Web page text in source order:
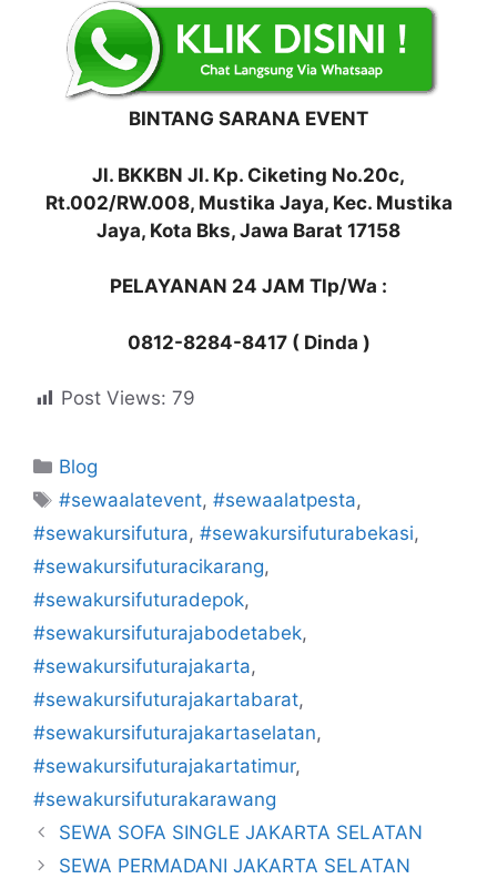
BINTANG SARANA EVENT
Jl. BKKBN Jl. Kp. Ciketing No.20c,
Rt.002/RW.008, Mustika Jaya, Kec. Mustika
Jaya, Kota Bks, Jawa Barat 17158
PELAYANAN 24 JAM Tlp/Wa :
0812-8284-8417 ( Dinda )
Post Views: 79
Kategori
Blog
Tag
#sewaalatevent,#sewaalatpesta,
#sewakursifutura, #sewakursifuturabekasi,
#sewakursifuturacikarang,
#sewakursifuturadepok,
#sewakursifuturajabodetabek,
#sewakursifuturajakarta,
#sewakursifuturajakartabarat,
#sewakursifuturajakartaselatan,
#sewakursifuturajakartatimur,
#sewakursifuturakarawang
SEWA SOFA SINGLE JAKARTA SELATAN
SEWA PERMADANI JAKARTA SELATAN